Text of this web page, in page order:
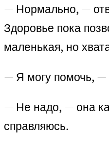
— Нормально, —
Здоровье пока
маленькая, но
— Я могу помочь, —
— Не надо, — она
справляюсь.